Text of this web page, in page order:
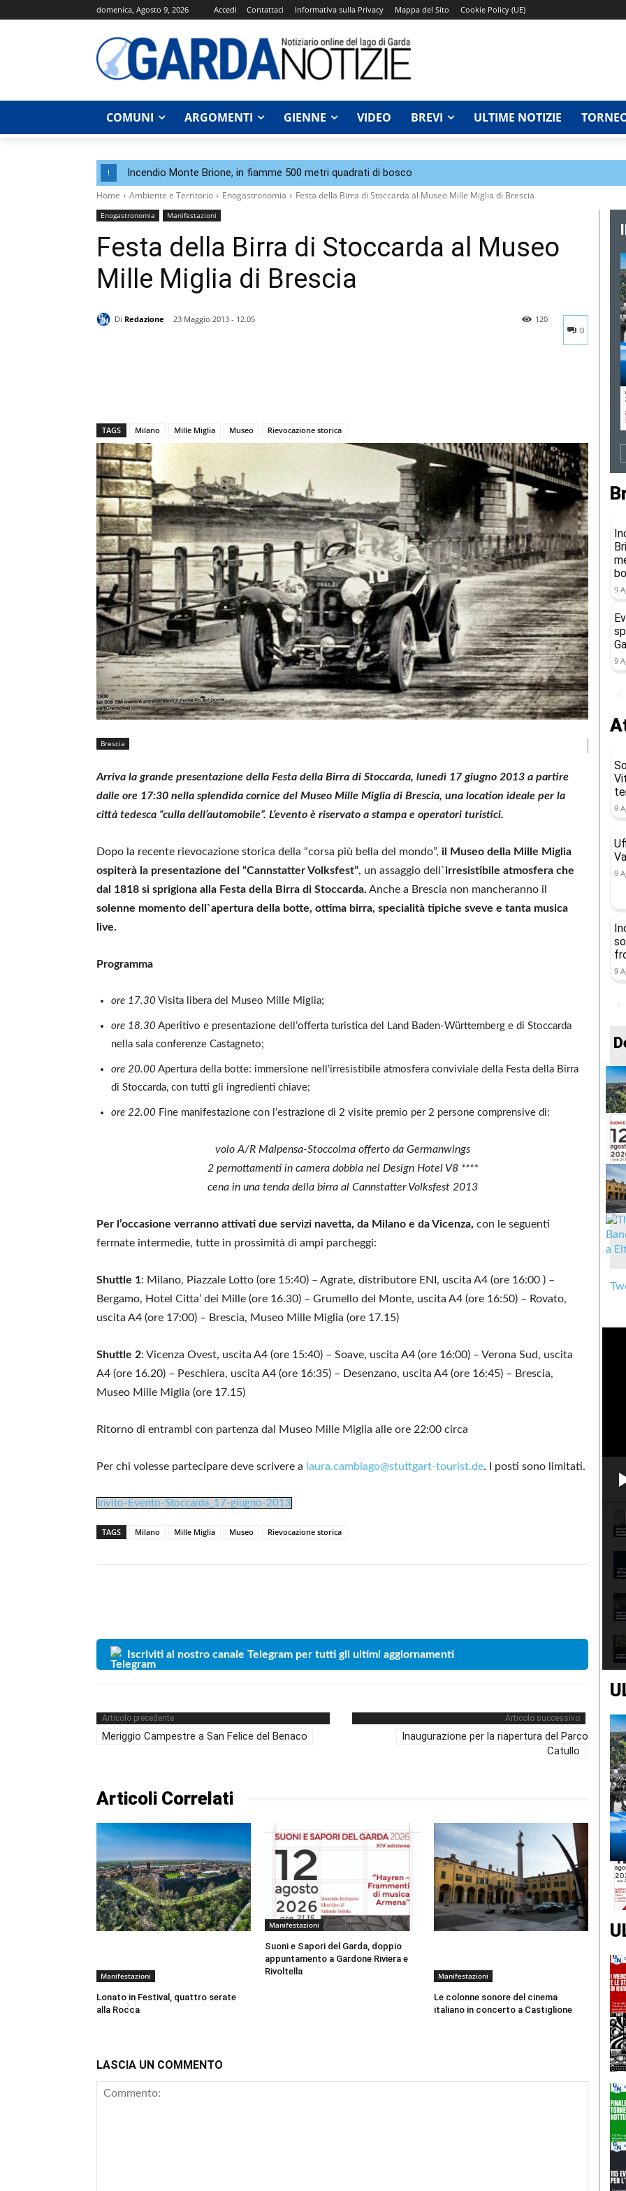
domenica, Agosto 9, 2026 Accedi Contattaci Informativa sulla Privacy Mappa del Sito Cookie Policy (UE)
COMUNI ARGOMENTI GIENNE VIDEO BREVI ULTIME NOTIZIE
! Incendio Monte Brione, in fiamme 500 metri quadrati di bosco
Home Ambiente e Territorio Enogastronomia Festa della Birra di Stoccarda al Museo Mille Miglia di Brescia
Enogastronomia Manifestazioni
Festa della Birra di Stoccarda al Museo
Mille Miglia di Brescia
Di Redazione
23 Maggio 2013 - 12.05
0
120
TAGS Milano Mille Miglia Museo Rievocazione storica
Brescia
Arriva la grande presentazione della Festa della Birra di Stoccarda, lunedì 17 giugno 2013 a partire
dalle ore 17:30 nella splendida cornice del Museo Mille Miglia di Brescia, una location ideale per la
città tedesca “culla dell’automobile”. L’evento è riservato a stampa e operatori turistici.
Dopo la recente rievocazione storica della “corsa più bella del mondo”, il Museo della Mille Miglia
ospiterà la presentazione del “Cannstatter Volksfest”, un assaggio dell`irresistibile atmosfera che
dal 1818 si sprigiona alla Festa della Birra di Stoccarda. Anche a Brescia non mancheranno il
solenne momento dell`apertura della botte, ottima birra, specialità tipiche sveve e tanta musica
live.
Programma
ore 17.30 Visita libera del Museo Mille Miglia;
ore 18.30 Aperitivo e presentazione dell’offerta turistica del Land Baden-Württemberg e di Stoccarda
nella sala conferenze Castagneto;
ore 20.00 Apertura della botte: immersione nell’irresistibile atmosfera conviviale della Festa della Birra
di Stoccarda, con tutti gli ingredienti chiave;
ore 22.00 Fine manifestazione con l’estrazione di 2 visite premio per 2 persone comprensive di:
volo A/R Malpensa-Stoccolma offerto da Germanwings
2 pernottamenti in camera dobbia nel Design Hotel V8 ****
cena in una tenda della birra al Cannstatter Volksfest 2013
Per l’occasione verranno attivati due servizi navetta, da Milano e da Vicenza, con le seguenti
fermate intermedie, tutte in prossimità di ampi parcheggi:
Shuttle 1: Milano, Piazzale Lotto (ore 15:40) – Agrate, distributore ENI, uscita A4 (ore 16:00 ) –
Bergamo, Hotel Citta’ dei Mille (ore 16.30) – Grumello del Monte, uscita A4 (ore 16:50) – Rovato,
uscita A4 (ore 17:00) – Brescia, Museo Mille Miglia (ore 17.15)
Shuttle 2: Vicenza Ovest, uscita A4 (ore 15:40) – Soave, uscita A4 (ore 16:00) – Verona Sud, uscita
A4 (ore 16.20) – Peschiera, uscita A4 (ore 16:35) – Desenzano, uscita A4 (ore 16:45) – Brescia,
Museo Mille Miglia (ore 17.15)
Ritorno di entrambi con partenza dal Museo Mille Miglia alle ore 22:00 circa
Per chi volesse partecipare deve scrivere a laura.cambiago@stuttgart-tourist.de. I posti sono limitati.
Invito-Evento-Stoccarda_17-giugno-2013
TAGS Milano Mille Miglia Museo Rievocazione storica
Iscriviti al nostro canale Telegram per tutti gli ultimi aggiornamenti
Articolo precedente
Meriggio Campestre a San Felice del Benaco
Articolo successivo
Inaugurazione per la riapertura del Parco
Catullo
Articoli Correlati
Manifestazioni
Lonato in Festival, quattro serate
alla Rocca
Manifestazioni
Suoni e Sapori del Garda, doppio
appuntamento a Gardone Riviera e
Rivoltella
Manifestazioni
Le colonne sonore del cinema
italiano in concerto a Castiglione
LASCIA UN COMMENTO
9
9
9
9
9